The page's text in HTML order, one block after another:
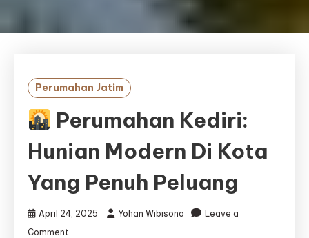
Perumahan Jatim
Perumahan Kediri:
Hunian Modern Di Kota
Yang Penuh Peluang
April 24, 2025 Yohan Wibisono
Leave a
Comment